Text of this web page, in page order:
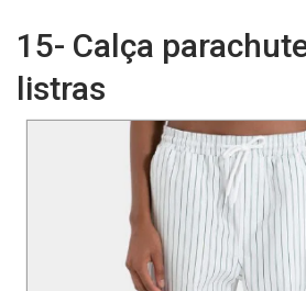
15- Calça
listras